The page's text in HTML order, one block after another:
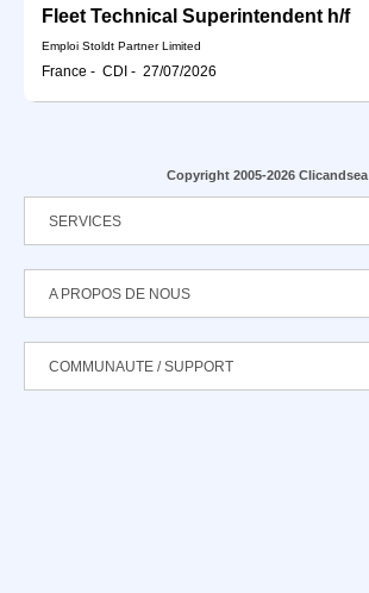
Fleet Technical Superintendent h/f
Emploi Stoldt Partner Limited
France - CDI - 27/07/2026
Copyright 2005-2026 Clicandsea
SERVICES
A PROPOS DE NOUS
COMMUNAUTE / SUPPORT